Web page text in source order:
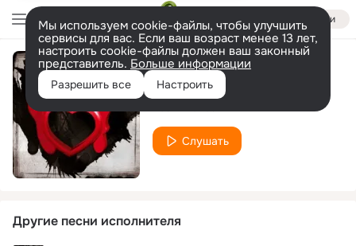
Войти
Мы используем cookie-файлы, чтобы улучшить
сервисы для вас. Если ваш возраст менее 13 лет,
настроить cookie-файлы должен ваш законный
представитель. Больше информации
Разрешить все Настроить
Слушать
Другие песни исполнителя